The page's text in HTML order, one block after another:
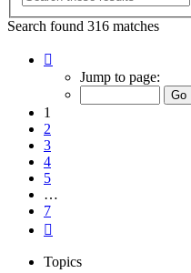
Search found 316 matches
Jump to page:
1
2
3
4
5
…
7
Topics